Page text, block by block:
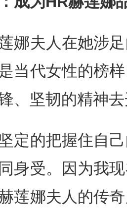
娜夫人在她涉
当代女性的榜
、坚韧的精神去
定的把握住自
身受。
因为我
莲娜夫人的传奇